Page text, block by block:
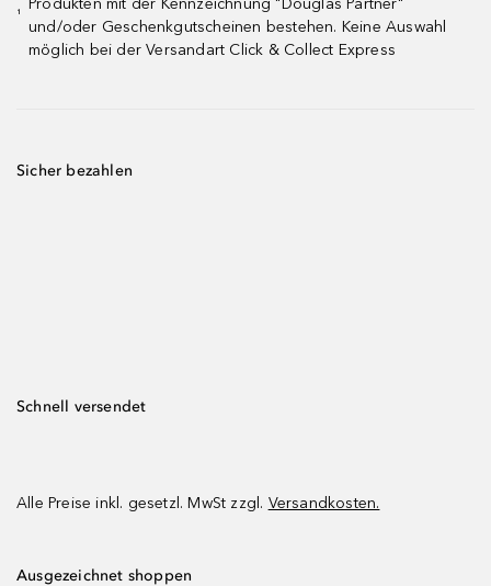
¹
Produkten mit der Kennzeichnung "Douglas Partner"
und/oder Geschenkgutscheinen bestehen. Keine Auswahl
möglich bei der Versandart Click & Collect Express
Sicher bezahlen
Schnell versendet
Alle Preise inkl. gesetzl. MwSt zzgl. Versandkosten.
Ausgezeichnet shoppen